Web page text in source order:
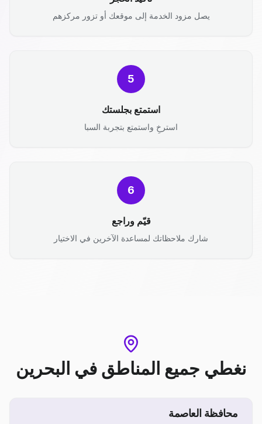
يصل مزود الخدمة إلى موقعك أو تزور مركزهم
5
استمتع بجلستك
استرخِ واستمتع بتجربة السبا
6
قيّم وراجع
شارك ملاحظاتك لمساعدة الآخرين في الاختيار
نغطي جميع المناطق في البحرين
محافظة العاصمة